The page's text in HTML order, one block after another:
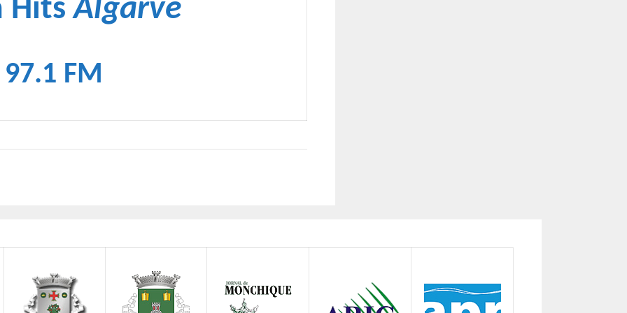
HitsAlgarve
97.1 FM